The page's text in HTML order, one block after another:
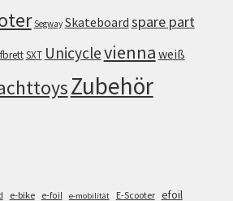
Segway Skateboard spare part
SXT Unicyclevienna weiß
Zubehör
e-bike e-foil e-mobilität E-Scooter efoil